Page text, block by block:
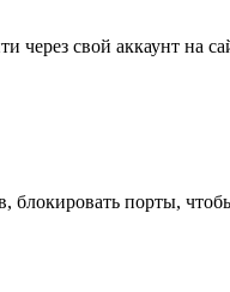
через свой аккаунт на
блокировать порты,